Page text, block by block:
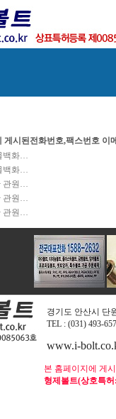
게시된전화번호,팩스번호 이
서류외무단복제,자동수집거
장)
백화…
백화…
관원…
관원…
관원…
경기도 안산시 단
TEL : (031) 493-
www.i-
본 홈페이지에 게
형제볼트(상호특